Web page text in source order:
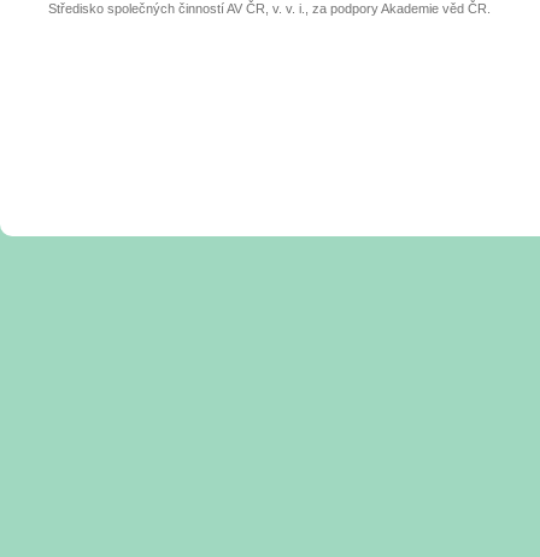
Středisko společných činností AV ČR, v. v. i., za podpory Akademie věd ČR.